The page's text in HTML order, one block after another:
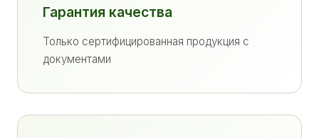
Гарантия качества
Только сертифицированная продукция с
документами